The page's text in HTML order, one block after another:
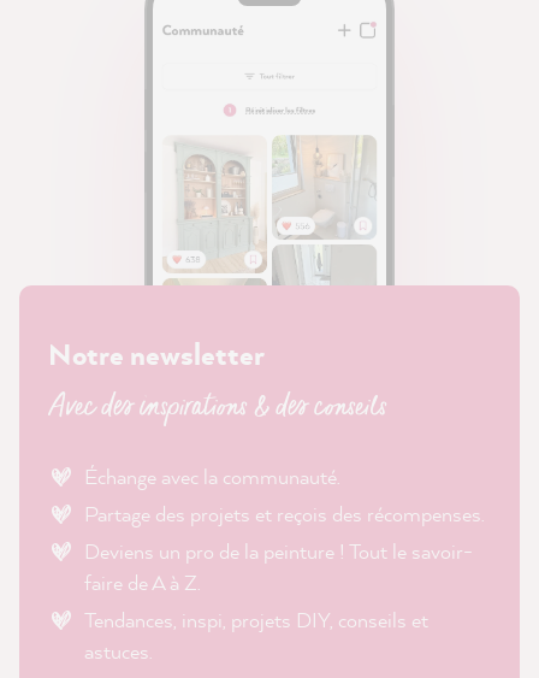
Notre newsletter
Avec des inspirations & des conseils
Échange avec la communauté.
Partage des projets et reçois des récompenses.
Deviens un pro de la peinture ! Tout le savoir-
faire de A à Z.
Tendances, inspi, projets DIY, conseils et
astuces.